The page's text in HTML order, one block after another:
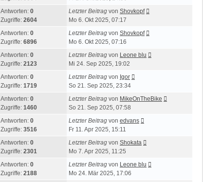
Antworten: 0
Zugriffe: 2604
Letzter Beitrag von Shovkopf
Mo 6. Okt 2025, 07:17
Antworten: 0
Zugriffe: 6896
Letzter Beitrag von Shovkopf
Mo 6. Okt 2025, 07:16
Antworten: 0
Zugriffe: 2123
Letzter Beitrag von Leone blu
Mi 24. Sep 2025, 19:02
Antworten: 0
Zugriffe: 1719
Letzter Beitrag von Igor
So 21. Sep 2025, 23:34
Antworten: 0
Zugriffe: 1460
Letzter Beitrag von MikeOnTheBike
So 21. Sep 2025, 07:58
Antworten: 0
Zugriffe: 3516
Letzter Beitrag von edvans
Fr 11. Apr 2025, 15:11
Antworten: 0
Zugriffe: 2301
Letzter Beitrag von Shokata
Mo 7. Apr 2025, 11:25
Antworten: 0
Zugriffe: 2188
Letzter Beitrag von Leone blu
Mo 24. Mär 2025, 17:06